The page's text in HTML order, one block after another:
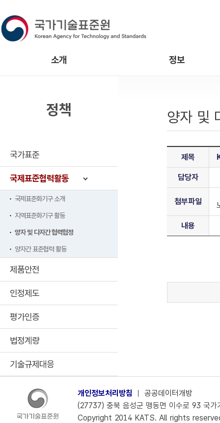
소개 정보
양자 및
제목
담당자
첨부파일
내용
정책
국가표준
국제표준협력활동
국제표준화기구 소개
지역표준화기구 활동
양자 및 다자간 협력협정
양자간 표준협력 활동
제품안전
인정제도
평가인증
법정계량
기술규제대응
개인정보처리방침 ㅣ 공공데이터개방
(27737) 충북 음성군 맹동면 이수로 93 국
Copyright 2014 KATS. All rights